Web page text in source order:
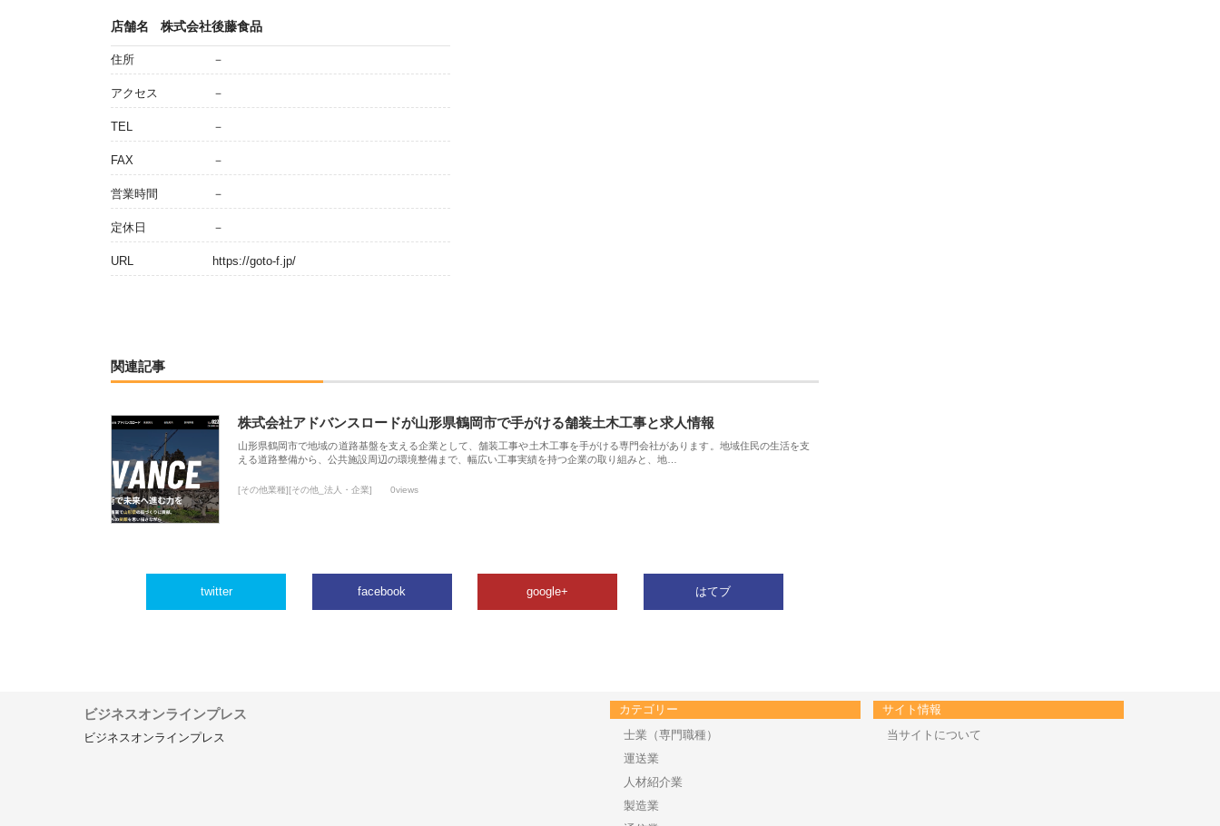
店舗名 株式会社後藤食品
住所 －
アクセス －
TEL －
FAX －
営業時間 －
定休日 －
URL https://goto-f.jp/
関連記事
株式会社アドバンスロードが山形県鶴岡市で手がける舗装土木工事と求人情報
山形県鶴岡市で地域の道路基盤を支える企業として、舗装工事や土木工事を手がける専門会社があります。地域住民の生活を支
える道路整備から、公共施設周辺の環境整備まで、幅広い工事実績を持つ企業の取り組みと、地…
[その他業種][その他_法人・企業] 0views
twitter facebook google+ はてブ
ビジネスオンラインプレス
ビジネスオンラインプレス
カテゴリー
士業（専門職種）
運送業
人材紹介業
製造業
サイト情報
当サイトについて